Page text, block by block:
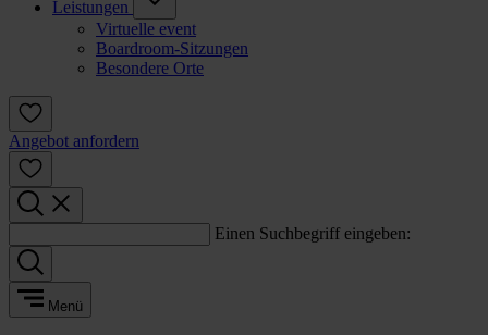
Leistungen
Virtuelle event
Boardroom-Sitzungen
Besondere Orte
Angebot anfordern
Einen Suchbegriff eingeben:
Menü